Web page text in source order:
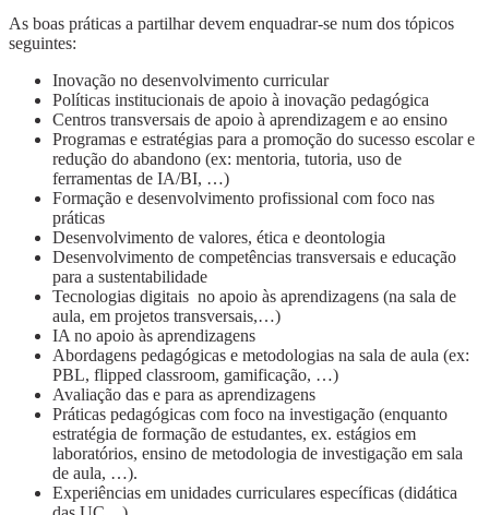
As boas práticas a partilhar devem enquadrar-se num dos tópicos
seguintes:
Inovação no desenvolvimento curricular
Políticas institucionais de apoio à inovação pedagógica
Centros transversais de apoio à aprendizagem e ao ensino
Programas e estratégias para a promoção do sucesso escolar e
redução do abandono (ex: mentoria, tutoria, uso de
ferramentas de IA/BI, …)
Formação e desenvolvimento profissional com foco nas
práticas
Desenvolvimento de valores, ética e deontologia
Desenvolvimento de competências transversais e educação
para a sustentabilidade
Tecnologias digitais no apoio às aprendizagens (na sala de
aula, em projetos transversais,…)
IA no apoio às aprendizagens
Abordagens pedagógicas e metodologias na sala de aula (ex:
PBL, flipped classroom, gamificação, …)
Avaliação das e para as aprendizagens
Práticas pedagógicas com foco na investigação (enquanto
estratégia de formação de estudantes, ex. estágios em
laboratórios, ensino de metodologia de investigação em sala
de aula, …).
Experiências em unidades curriculares específicas (didática